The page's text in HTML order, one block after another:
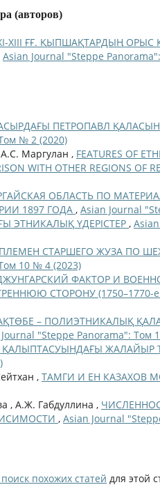
(авторов)
ХІІІ ҒҒ. ҚЫПШАҚТАРДЫҢ
Asian Journal "Steppe
ПЕТРОПАВЛ
№ 2 (2020)
Маргулан , FEATURES OF
WITH OTHER REGIONS OF
ОБЛАСТЬ ПО
1897 ГОДА , Asian Journal
ЭТНИКАЛЫҚ ҮДЕРІСТЕР ,
СТАРШЕГО ЖУЗА ПО
10 № 4 (2023)
ФАКТОР И
СТОРОНУ (1750–1770-
– ПОЛИЭТНИКАЛЫҚ
"Steppe Panorama": Том
ҚАЛЫПТАСУЫНДАҒЫ
, ТАМГИ И ЕН КАЗАХОВ
, А.Ж. Габдуллина ,
, Asian Journal
похожих статей для этой